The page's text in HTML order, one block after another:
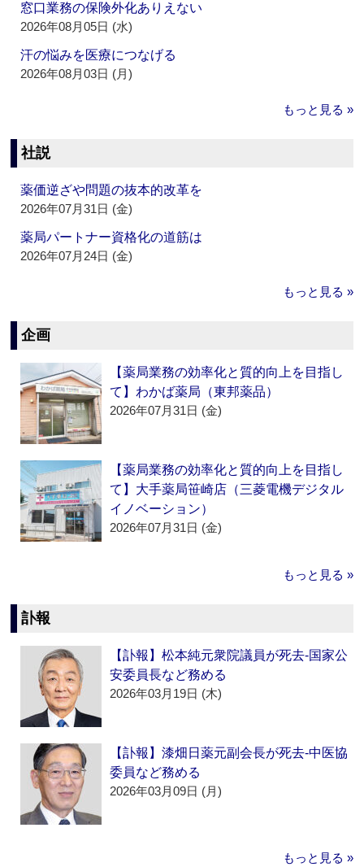
窓口業務の保険外化ありえない
2026年08月05日 (水)
汗の悩みを医療につなげる
2026年08月03日 (月)
もっと見る »
社説
薬価逆ざや問題の抜本的改革を
2026年07月31日 (金)
薬局パートナー資格化の道筋は
2026年07月24日 (金)
もっと見る »
企画
【薬局業務の効率化と質的向上を目指し
て】わかば薬局（東邦薬品）
2026年07月31日 (金)
【薬局業務の効率化と質的向上を目指し
て】大手薬局笹崎店（三菱電機デジタル
イノベーション）
2026年07月31日 (金)
もっと見る »
訃報
【訃報】松本純元衆院議員が死去‐国家公
安委員長など務める
2026年03月19日 (木)
【訃報】漆畑日薬元副会長が死去‐中医協
委員など務める
2026年03月09日 (月)
もっと見る »